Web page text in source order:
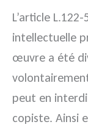
L’article
intellectuelle
œuvre a été
peut en
copiste. Ainsi